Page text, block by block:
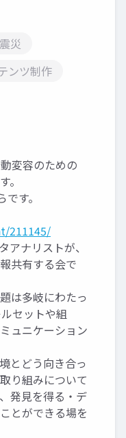
災
ンツ制作
変容のための
。
す。
211145/
ナリストが、
共有する会で
は多岐にわたっ
セットや組
ュニケーション
とどう向き合っ
り組みについて
発見を得る・デ
とができる場を